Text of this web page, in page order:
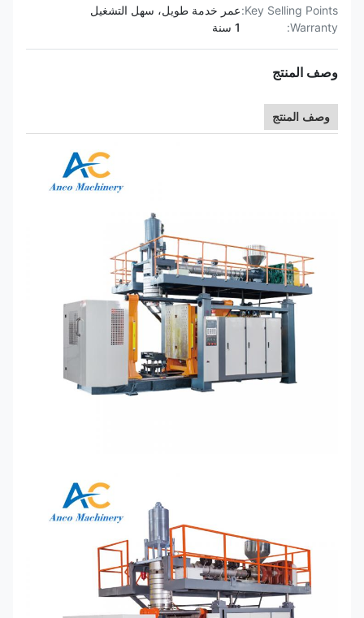
Key Selling Points: عمر خدمة طويل، سهل التشغيل
Warranty:
وصف المنتج
وصف المنتج